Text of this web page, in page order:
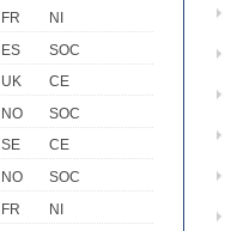
FR
NI
ES
SOC
UK
CE
NO
SOC
SE
CE
NO
SOC
FR
NI